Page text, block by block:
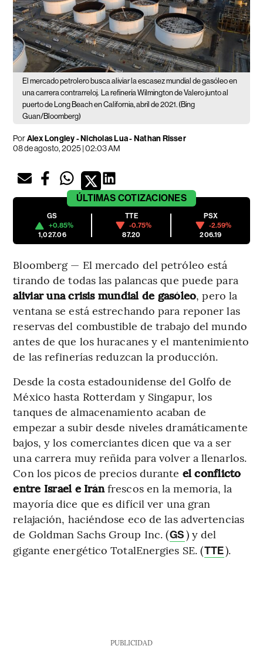
El mercado petrolero busca aliviar la escasez mundial de gasóleo en
una carrera contrarreloj. La refinería Wilmington de Valero junto al
puerto de Long Beach en California, abril de 2021. (Bing
Guan/Bloomberg)
PorAlex Longley - Nicholas Lua - Nathan Risser
08 de agosto, 2025 | 02:03 AM
ÚLTIMAS COTIZACIONES
GS
+0.85%
1,027.06
TTE
-0.75%
87.20
PSX
-2.59%
206.19
Bloomberg — El mercado del petróleo está
tirando de todas las palancas que puede para
aliviar una crisis mundial de gasóleo, pero la
ventana se está estrechando para reponer las
reservas del combustible de trabajo del mundo
antes de que los huracanes y el mantenimiento
de las refinerías reduzcan la producción.
Desde la costa estadounidense del Golfo de
México hasta Rotterdam y Singapur, los
tanques de almacenamiento acaban de
empezar a subir desde niveles dramáticamente
bajos, y los comerciantes dicen que va a ser
una carrera muy reñida para volver a llenarlos.
Con los picos de precios durante el conflicto
entre Israel e Iránfrescos en la memoria, la
mayoría dice que es difícil ver una gran
relajación, haciéndose eco de las advertencias
de Goldman Sachs Group Inc. (GS) y del
gigante energético TotalEnergies SE. (TTE).
PUBLICIDAD